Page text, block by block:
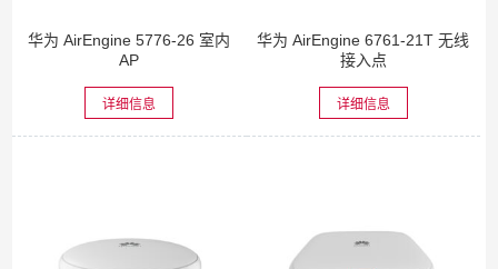
华为 AirEngine 5776-26 室内
AP
详细信息
华为 AirEngine 6761-21T 无线
接入点
详细信息